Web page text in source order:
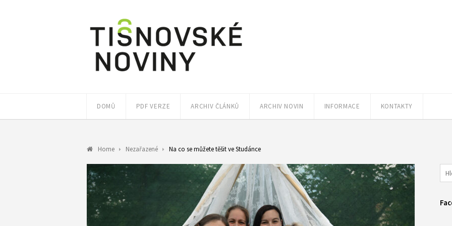
DOMŮ PDF VERZE ARCHIV ČLÁNKŮ ARCHIV NOVIN INFORMACE KONTAKTY
Home Nezařazené Na co se můžete těšit ve Studánce